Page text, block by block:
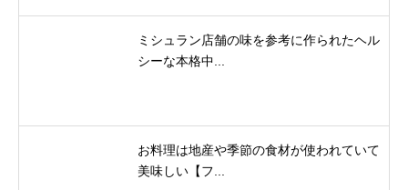
ミシュラン店舗の味を参考に作られたヘル
シーな本格中...
お料理は地産や季節の食材が使われていて
美味しい【フ...